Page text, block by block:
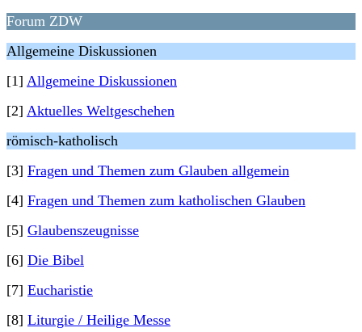
Forum ZDW
Allgemeine Diskussionen
[1] Allgemeine Diskussionen
[2] Aktuelles Weltgeschehen
römisch-katholisch
[3] Fragen und Themen zum Glauben allgemein
[4] Fragen und Themen zum katholischen Glauben
[5] Glaubenszeugnisse
[6] Die Bibel
[7] Eucharistie
[8] Liturgie / Heilige Messe